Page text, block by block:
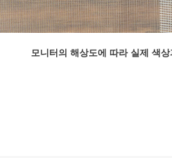
모니터의 해상도에 따라 실제 색